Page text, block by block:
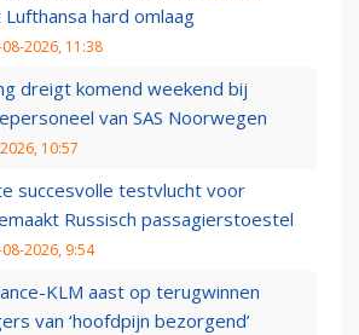
hard omlaag
2026, 11:38
dreigt komend weekend bij
van SAS Noorwegen
10:57
succesvolle testvlucht voor
Russisch passagierstoestel
2026, 9:54
KLM aast op terugwinnen
van ‘hoofdpijn bezorgend’